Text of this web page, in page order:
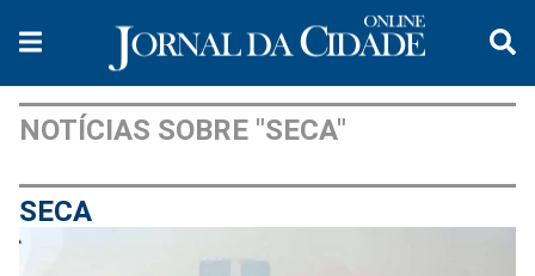
NOTÍCIAS SOBRE "SECA"
SECA